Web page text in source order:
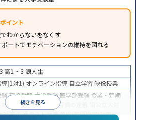
イント
わからないをなくす
ートでモチベーションの維持を図れる
続きを見る
高1 ~ 3 浪人生
(1対1) オンライン指導 自立学習 映像授業
験高校受験大学受験 医学部受験 授業・定期
策
内申点対策 学習習慣の定着
対策共通テスト対策英検(英語検定)対策